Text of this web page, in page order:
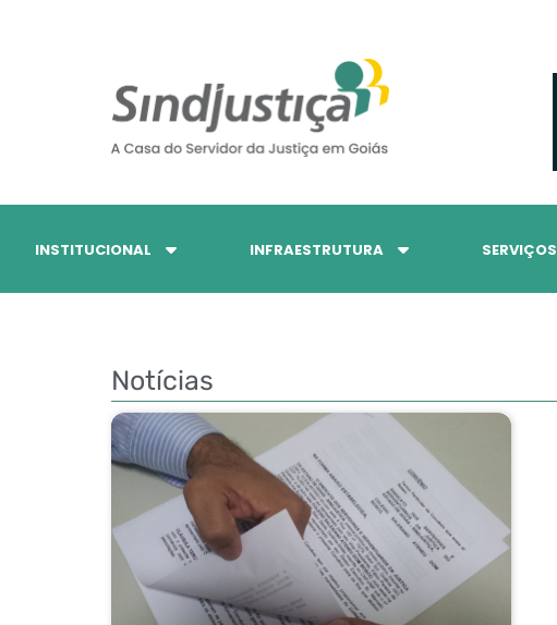
INSTITUCIONAL INFRAESTRUTURA SERVIÇOS
Notícias